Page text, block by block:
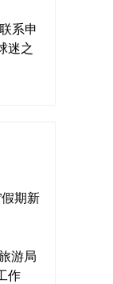
系申
迷之
期新
游局
作